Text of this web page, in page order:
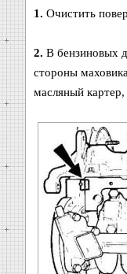
1. Очистить
2. В бензиновых
стороны
масляный